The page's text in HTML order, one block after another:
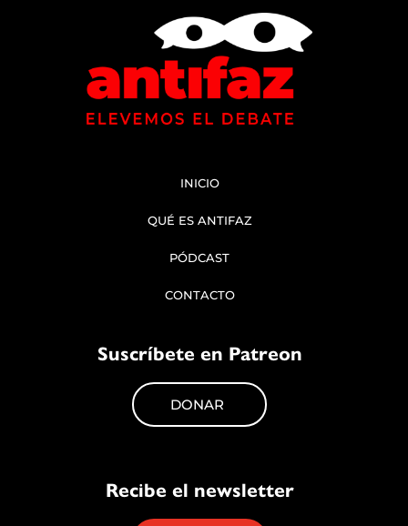
INICIO
QUÉ ES ANTIFAZ
PÓDCAST
CONTACTO
Suscríbete en Patreon
DONAR
Recibe el newsletter